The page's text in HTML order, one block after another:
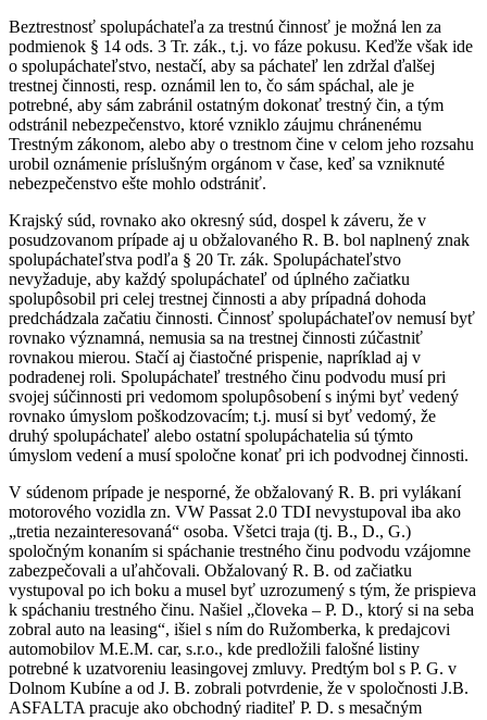
Beztrestnosť spolupáchateľa za trestnú činnosť je možná len za
podmienok § 14 ods. 3 Tr. zák., t.j. vo fáze pokusu. Keďže však ide
o spolupáchateľstvo, nestačí, aby sa páchateľ len zdržal ďalšej
trestnej činnosti, resp. oznámil len to, čo sám spáchal, ale je
potrebné, aby sám zabránil ostatným dokonať trestný čin, a tým
odstránil nebezpečenstvo, ktoré vzniklo záujmu chránenému
Trestným zákonom, alebo aby o trestnom čine v celom jeho rozsahu
urobil oznámenie príslušným orgánom v čase, keď sa vzniknuté
nebezpečenstvo ešte mohlo odstrániť.
Krajský súd, rovnako ako okresný súd, dospel k záveru, že v
posudzovanom prípade aj u obžalovaného R. B. bol naplnený znak
spolupáchateľstva podľa § 20 Tr. zák. Spolupáchateľstvo
nevyžaduje, aby každý spolupáchateľ od úplného začiatku
spolupôsobil pri celej trestnej činnosti a aby prípadná dohoda
predchádzala začatiu činnosti. Činnosť spolupáchateľov nemusí byť
rovnako významná, nemusia sa na trestnej činnosti zúčastniť
rovnakou mierou. Stačí aj čiastočné prispenie, napríklad aj v
podradenej roli. Spolupáchateľ trestného činu podvodu musí pri
svojej súčinnosti pri vedomom spolupôsobení s inými byť vedený
rovnako úmyslom poškodzovacím; t.j. musí si byť vedomý, že
druhý spolupáchateľ alebo ostatní spolupáchatelia sú týmto
úmyslom vedení a musí spoločne konať pri ich podvodnej činnosti.
V súdenom prípade je nesporné, že obžalovaný R. B. pri vylákaní
motorového vozidla zn. VW Passat 2.0 TDI nevystupoval iba ako
„tretia nezainteresovaná“ osoba. Všetci traja (tj. B., D., G.)
spoločným konaním si spáchanie trestného činu podvodu vzájomne
zabezpečovali a uľahčovali. Obžalovaný R. B. od začiatku
vystupoval po ich boku a musel byť uzrozumený s tým, že prispieva
k spáchaniu trestného činu. Našiel „človeka – P. D., ktorý si na seba
zobral auto na leasing“, išiel s ním do Ružomberka, k predajcovi
automobilov M.E.M. car, s.r.o., kde predložili falošné listiny
potrebné k uzatvoreniu leasingovej zmluvy. Predtým bol s P. G. v
Dolnom Kubíne a od J. B. zobrali potvrdenie, že v spoločnosti J.B.
ASFALTA pracuje ako obchodný riaditeľ P. D. s mesačným